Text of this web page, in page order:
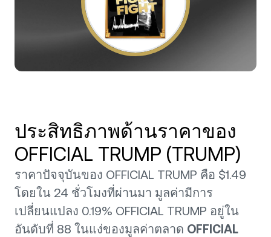
SOL
ประสิทธิภาพด้านราคาของ
OFFICIAL TRUMP (TRUMP)
ราคาปัจจุบันของ OFFICIAL TRUMP คือ $1.49
โดยใน 24 ชั่วโมงที่ผ่านมา มูลค่ามีการ
เปลี่ยนแปลง 0.19% OFFICIAL TRUMP อยู่ใน
อันดับที่ 88 ในแง่ของมูลค่าตลาด OFFICIAL